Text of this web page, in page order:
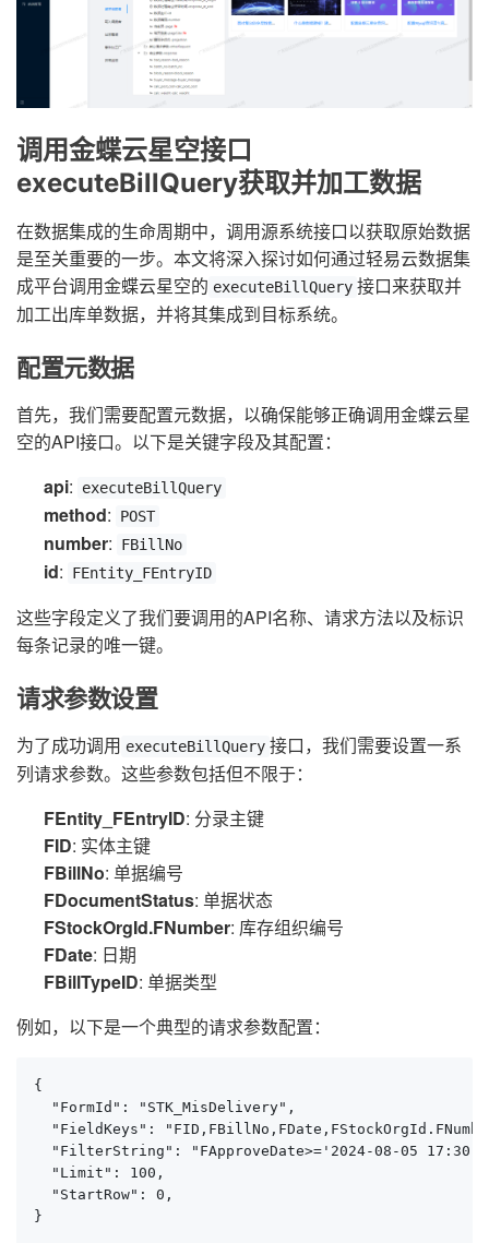
调用金蝶云星空接口
executeBillQuery获取并加工数据
在数据集成的生命周期中，调用源系统接口以获取原始数据
是至关重要的一步。本文将深入探讨如何通过轻易云数据集
成平台调用金蝶云星空的 executeBillQuery 接口来获取并
加工出库单数据，并将其集成到目标系统。
配置元数据
首先，我们需要配置元数据，以确保能够正确调用金蝶云星
空的API接口。以下是关键字段及其配置：
api: executeBillQuery
method: POST
number: FBillNo
id: FEntity_FEntryID
这些字段定义了我们要调用的API名称、请求方法以及标识
每条记录的唯一键。
请求参数设置
为了成功调用 executeBillQuery 接口，我们需要设置一系
列请求参数。这些参数包括但不限于：
FEntity_FEntryID: 分录主键
FID: 实体主键
FBillNo: 单据编号
FDocumentStatus: 单据状态
FStockOrgId.FNumber: 库存组织编号
FDate: 日期
FBillTypeID: 单据类型
例如，以下是一个典型的请求参数配置：
{
  "FormId": "STK_MisDelivery",
"FieldKeys":
"FilterString": "FApproveDate>='2024-08-05
  "Limit": 100,
  "StartRow": 0,
}